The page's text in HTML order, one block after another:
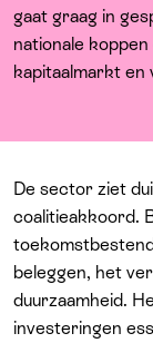
gaat graag in
nationale
kapitaalmarkt en
De sector ziet
coalitieakkoord.
beleggen, het
duurzaamheid.
investeringen